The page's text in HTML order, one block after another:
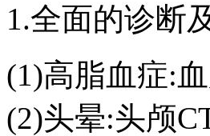
1.全面的诊断
(1)高脂血症:
(2)头晕:头颅